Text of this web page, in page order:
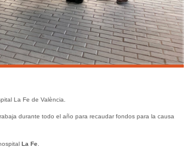
La Fe de València.
durante todo el año para recaudar fondos para la causa
La Fe.